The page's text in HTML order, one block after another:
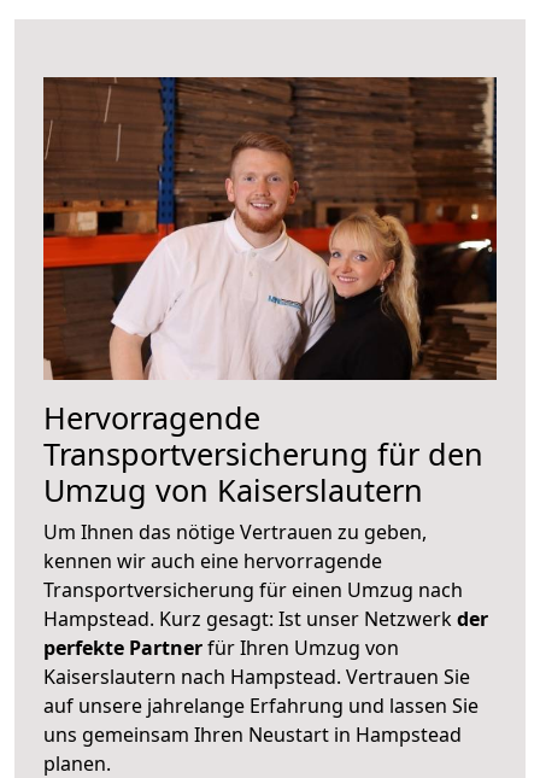
Hervorragende
Transportversicherung für den
Umzug von Kaiserslautern
Um Ihnen das nötige Vertrauen zu geben,
kennen wir auch eine hervorragende
Transportversicherung für einen Umzug nach
Hampstead. Kurz gesagt: Ist unser Netzwerkder
perfekte Partnerfür Ihren Umzug von
Kaiserslautern nach Hampstead. Vertrauen Sie
auf unsere jahrelange Erfahrung und lassen Sie
uns gemeinsam Ihren Neustart in Hampstead
planen.